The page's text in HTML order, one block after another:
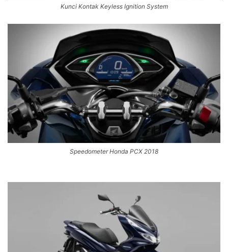
Kunci Kontak Keyless Ignition System
Speedometer Honda PCX 2018